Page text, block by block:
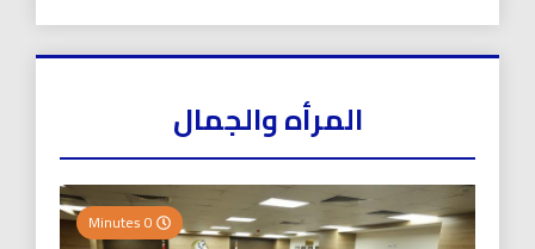
المرأه والجمال